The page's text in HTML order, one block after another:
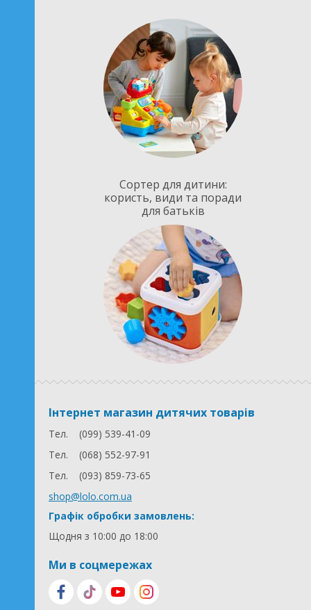
Сортер для дитини:
користь, види та поради
для батьків
Інтернет магазин дитячих товарів
Тел.
(099) 539-41-09
Тел.
(068) 552-97-91
Тел.
(093) 859-73-65
shop@lolo.com.ua
Графік обробки замовлень:
Щодня з 10:00 до 18:00
Ми в соцмережах